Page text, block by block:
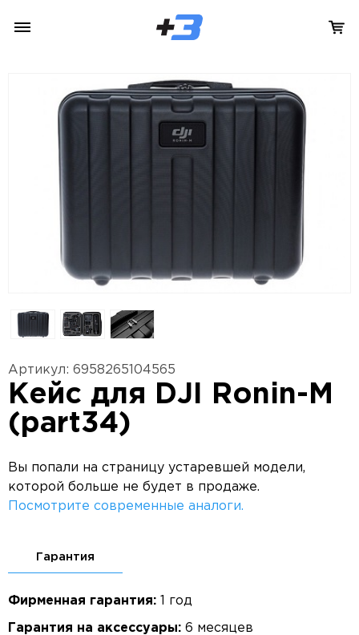
Артикул: 6958265104565
Кейс для DJI Ronin-M
(part34)
Вы попали на страницу устаревшей модели,
которой больше не будет в продаже.
Посмотрите современные аналоги.
Гарантия
Фирменная гарантия: 1 год
Гарантия на аксессуары: 6 месяцев